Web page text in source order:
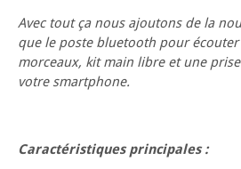
Avec tout ça nous ajoutons de la
que le poste bluetooth pour écouter
morceaux, kit main libre et une
votre smartphone.
Caractéristiques principales :